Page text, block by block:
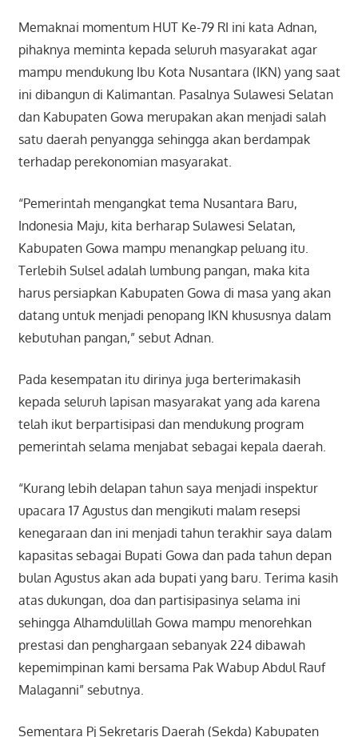
Memaknai momentum HUT Ke-79 RI ini kata Adnan,
pihaknya meminta kepada seluruh masyarakat agar
mampu mendukung Ibu Kota Nusantara (IKN) yang saat
ini dibangun di Kalimantan. Pasalnya Sulawesi Selatan
dan Kabupaten Gowa merupakan akan menjadi salah
satu daerah penyangga sehingga akan berdampak
terhadap perekonomian masyarakat.
“Pemerintah mengangkat tema Nusantara Baru,
Indonesia Maju, kita berharap Sulawesi Selatan,
Kabupaten Gowa mampu menangkap peluang itu.
Terlebih Sulsel adalah lumbung pangan, maka kita
harus persiapkan Kabupaten Gowa di masa yang akan
datang untuk menjadi penopang IKN khususnya dalam
kebutuhan pangan,” sebut Adnan.
Pada kesempatan itu dirinya juga berterimakasih
kepada seluruh lapisan masyarakat yang ada karena
telah ikut berpartisipasi dan mendukung program
pemerintah selama menjabat sebagai kepala daerah.
“Kurang lebih delapan tahun saya menjadi inspektur
upacara 17 Agustus dan mengikuti malam resepsi
kenegaraan dan ini menjadi tahun terakhir saya dalam
kapasitas sebagai Bupati Gowa dan pada tahun depan
bulan Agustus akan ada bupati yang baru. Terima kasih
atas dukungan, doa dan partisipasinya selama ini
sehingga Alhamdulillah Gowa mampu menorehkan
prestasi dan penghargaan sebanyak 224 dibawah
kepemimpinan kami bersama Pak Wabup Abdul Rauf
Malaganni” sebutnya.
Sementara Pj Sekretaris Daerah (Sekda) Kabupaten